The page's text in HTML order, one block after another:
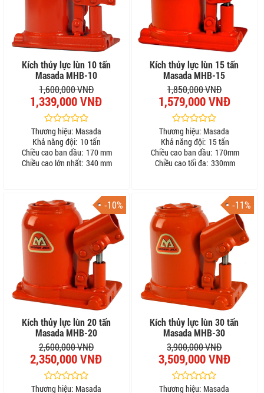
Kích thủy lực lùn 10 tấn
Masada MHB-10
1,600,000 VNĐ
1,339,000 VNĐ
Thương hiệu: Masada
Khả năng đội: 10 tấn
Chiều cao ban đầu: 170 mm
Chiều cao lớn nhất: 340 mm
Kích thủy lực lùn 15 tấn
Masada MHB-15
1,850,000 VNĐ
1,579,000 VNĐ
Thương hiệu: Masada
Khả năng đội: 15 tấn
Chiều cao ban đầu: 170mm
Chiều cao tối đa: 330mm
-10%
Kích thủy lực lùn 20 tấn
Masada MHB-20
2,600,000 VNĐ
2,350,000 VNĐ
Thương hiệu: Masada
-11%
Kích thủy lực lùn 30 tấn
Masada MHB-30
3,900,000 VNĐ
3,509,000 VNĐ
Thương hiệu: Masada